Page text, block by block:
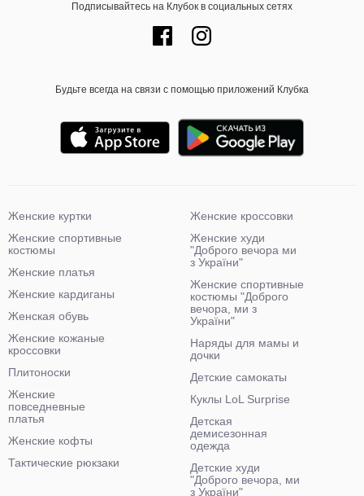
Подписывайтесь на Клубок в социальных сетях
Будьте всегда на связи с помощью приложений Клубка
Женские куртки
Женские спортивные
костюмы
Женские платья
Женские кардиганы
Женская обувь
Женские кожаные
кроссовки
Плитоноски
Женские
повседневные
платья
Женские кофты
Тактические рюкзаки
Женские кроссовки
Женские худи
"Доброго вечора ми
з України"
Женские спортивные
костюмы "Доброго
вечора, ми з
України"
Наряды для мамы и
дочки
Детские самокаты
Куклы LoL Surprise
Детская
демисезонная
одежда
Детские худи
"Доброго вечора, ми
з України"